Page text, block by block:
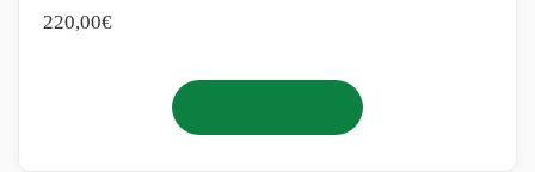
220,00€